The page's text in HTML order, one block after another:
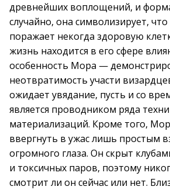
древнейших воплощений, и
случайно, она символизирует,
поражает некогда здоровую
жизнь находится в его сфере
особенность Мора —
неотвратимость участи
ожидает увядание, пусть и со
является проводником ряда
материализаций. Кроме того,
ввергнуть в ужас лишь простым
огромного глаза. Он скрыт
и токсичных паров, поэтому
смотрит ли он сейчас или нет.